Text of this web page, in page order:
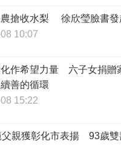
農搶收水梨 徐欣瑩臉書發
10:07
作希望力量 六子女捐贈
善的循環
15:22
父親獲彰化市表揚 93歲雙